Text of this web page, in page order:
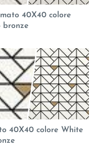
40X40 colore
bronze
40X40 colore White